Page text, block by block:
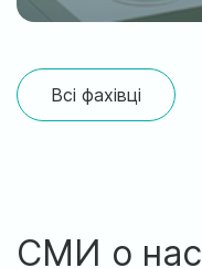
Всі фахівці
СМИ о нас